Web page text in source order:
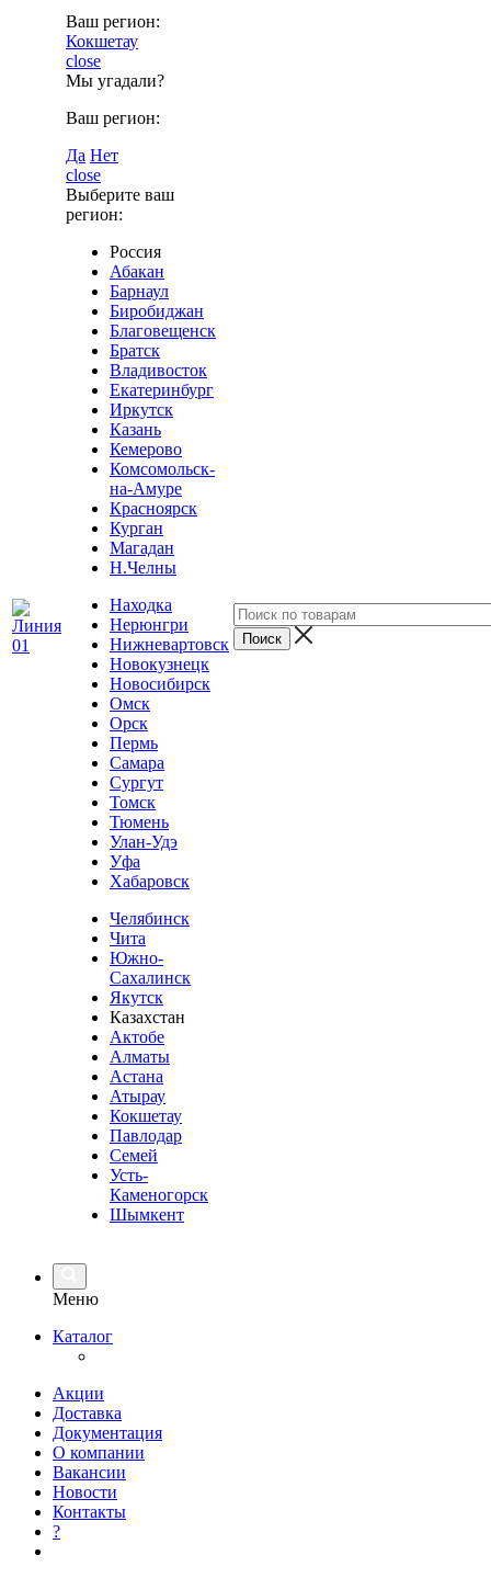
Ваш регион:
Кокшетау
close
Мы угадали?
Ваш регион:
Да Нет
close
Выберите ваш
регион:
Россия
Абакан
Барнаул
Биробиджан
Благовещенск
Братск
Владивосток
Екатеринбург
Иркутск
Казань
Кемерово
Комсомольск-
на-Амуре
Красноярск
Курган
Магадан
Н.Челны
Находка
Нерюнгри
Нижневартовск
Новокузнецк
Новосибирск
Омск
Орск
Пермь
Самара
Сургут
Томск
Тюмень
Улан-Удэ
Уфа
Хабаровск
Челябинск
Чита
Южно-
Сахалинск
Якутск
Казахстан
Актобе
Алматы
Астана
Атырау
Кокшетау
Павлодар
Семей
Усть-
Каменогорск
Шымкент
Меню
Каталог
Акции
Доставка
Документация
О компании
Вакансии
Новости
Контакты
?